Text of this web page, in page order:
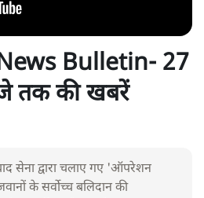
Bulletin- 27
तक की खबरें
सेना द्वारा चलाए गए 'ऑपरेशन
के सर्वोच्च बलिदान की